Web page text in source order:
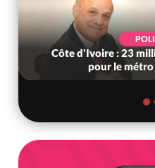
Côte d'Ivoire : 23
pour le